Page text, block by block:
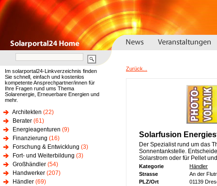
Im solarportal24-Linkverzeichnis finden
Sie schnell, einfach und kostenlos
kompetente Ansprechpartner/innen für
Ihre Fragen rund ums Thema
Solarenergie, Erneuerbare Energien und
mehr.
Architekten (22)
Berater (61)
Energieagenturen (9)
Finanzierung (16)
Forschung & Entwicklung (3)
Fort- und Weiterbildung (3)
Großhändler (54)
Handwerker (207)
Händler (69)
Zurück...
Solarfusion
Der Spezialist rund um das
Sonnentankstelle.
Solarstrom oder für Pellet
Kategorie
Händler
Strasse
An der
PLZ/Ort
01139